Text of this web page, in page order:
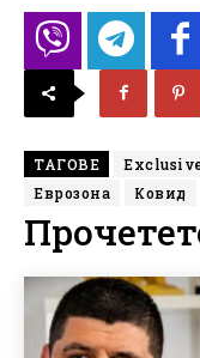
ТАГОВЕ
Еврозона
Ковид